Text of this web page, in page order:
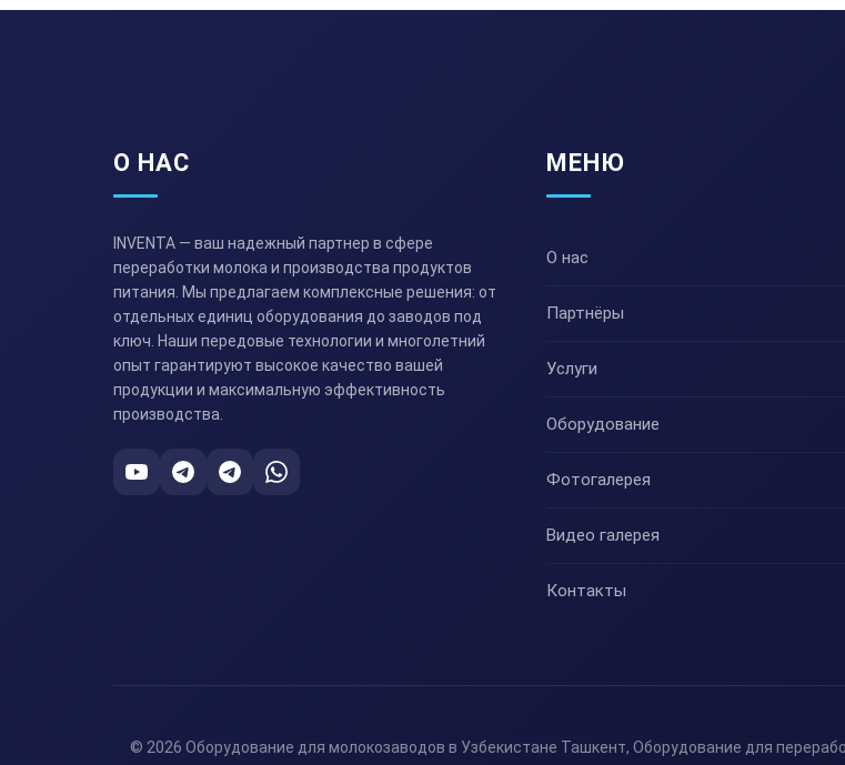
О НАС
INVENTA — ваш надежный партнер в сфере
переработки молока и производства продуктов
питания. Мы предлагаем комплексные решения: от
отдельных единиц оборудования до заводов под
ключ. Наши передовые технологии и многолетний
опыт гарантируют высокое качество вашей
продукции и максимальную эффективность
производства.
МЕНЮ
О нас
Партнёры
Услуги
Оборудование
Фотогалерея
Видео галерея
Контакты
© 2026 Оборудование для молокозаводов в Узбекистане Ташкент, Оборудование для